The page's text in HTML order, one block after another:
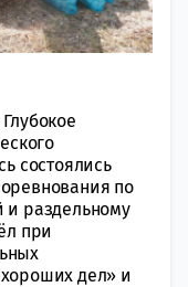
состоялись
по
и раздельному
при
дел» и